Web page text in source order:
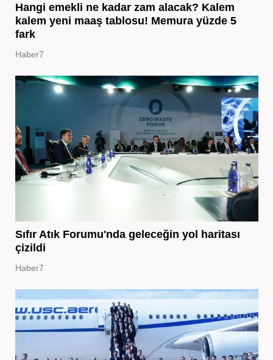
Hangi emekli ne kadar zam alacak? Kalem
kalem yeni maaş tablosu! Memura yüzde 5
fark
Haber7
Sıfır Atık Forumu'nda geleceğin yol haritası
çizildi
Haber7